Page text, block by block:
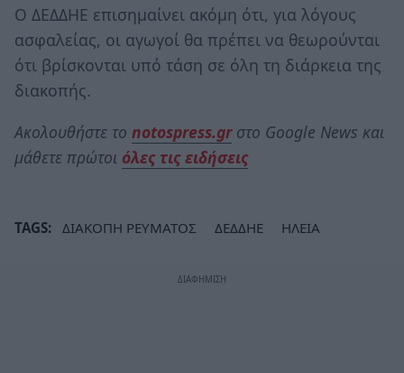
Ο ΔΕΔΔΗΕ επισημαίνει ακόμη ότι, για λόγους
ασφαλείας, οι αγωγοί θα πρέπει να θεωρούνται
ότι βρίσκονται υπό τάση σε όλη τη διάρκεια της
διακοπής.
Ακολουθήστε το notospress.grστο Google News και
μάθετε πρώτοι όλες τις ειδήσεις
TAGS: ΔΙΑΚΟΠΗ ΡΕΥΜΑΤΟΣ ΔΕΔΔΗΕ ΗΛΕΙΑ